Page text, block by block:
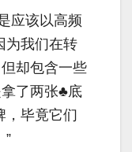
应该以高频
为我们在转
却包含一些
了两张♣底
，毕竟它们
”